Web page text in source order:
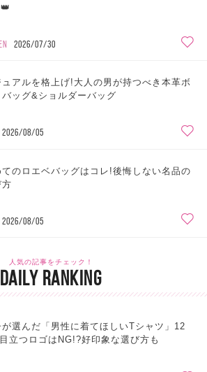
2026/07/30
ュアルを格上げ!大人の男が持つべき本革ボ
バッグ&ショルダーバッグ
2026/08/05
てのロエベバッグはコレ!後悔しない名品の
2026/08/05
人気の記事をチェック！
DAILY RANKING
が選んだ「男性に着てほしいTシャツ」12
立つロゴはNG!?好印象な選び方も